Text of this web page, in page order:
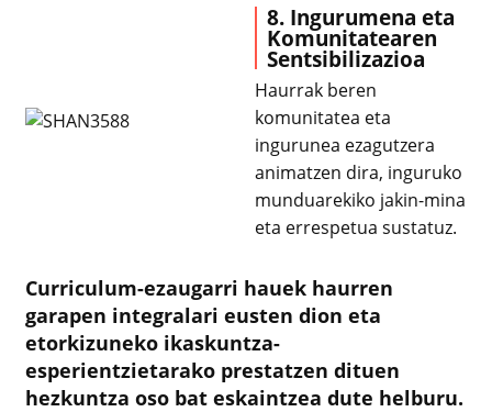
8. Ingurumena eta
Komunitatearen
Sentsibilizazioa
Haurrak beren
komunitatea eta
ingurunea ezagutzera
animatzen dira, inguruko
munduarekiko jakin-mina
eta errespetua sustatuz.
Curriculum-ezaugarri hauek haurren
garapen integralari eusten dion eta
etorkizuneko ikaskuntza-
esperientzietarako prestatzen dituen
hezkuntza oso bat eskaintzea dute helburu.